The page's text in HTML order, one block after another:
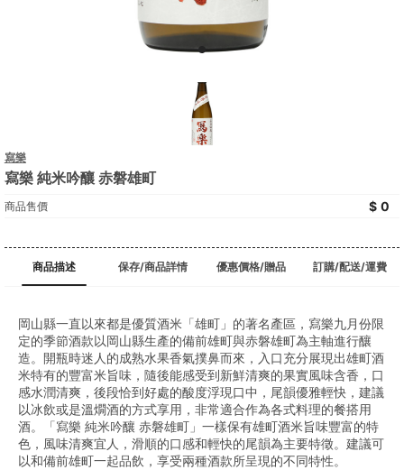
寫樂
寫樂 純米吟釀 赤磐雄町
商品售價 0
商品描述 保存/商品詳情 優惠價格/贈品 訂購/配送/運費
岡山縣一直以來都是優質酒米「雄町」的著名產區，寫樂九月份限
定的季節酒款以岡山縣生產的備前雄町與赤磐雄町為主軸進行釀
造。開瓶時迷人的成熟水果香氣撲鼻而來，入口充分展現出雄町酒
米特有的豐富米旨味，隨後能感受到新鮮清爽的果實風味含香，口
感水潤清爽，後段恰到好處的酸度浮現口中，尾韻優雅輕快，建議
以冰飲或是溫燗酒的方式享用，非常適合作為各式料理的餐搭用
酒。「寫樂 純米吟釀 赤磐雄町」一樣保有雄町酒米旨味豐富的特
色，風味清爽宜人，滑順的口感和輕快的尾韻為主要特徵。建議可
以和備前雄町一起品飲，享受兩種酒款所呈現的不同特性。